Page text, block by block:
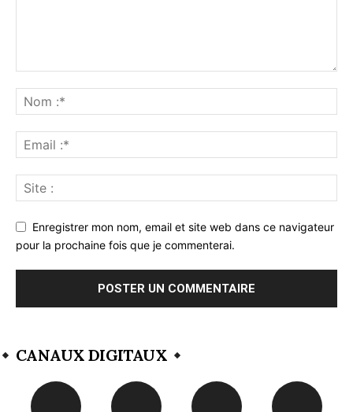
Enregistrer mon nom, email et site web dans ce navigateur
pour la prochaine fois que je commenterai.
CANAUX DIGITAUX